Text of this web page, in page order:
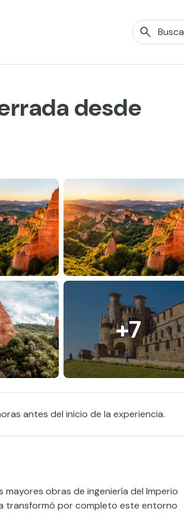
desde
+7
antes del inicio de la experiencia.
obras de ingeniería del Imperio
transformó por completo este entorno